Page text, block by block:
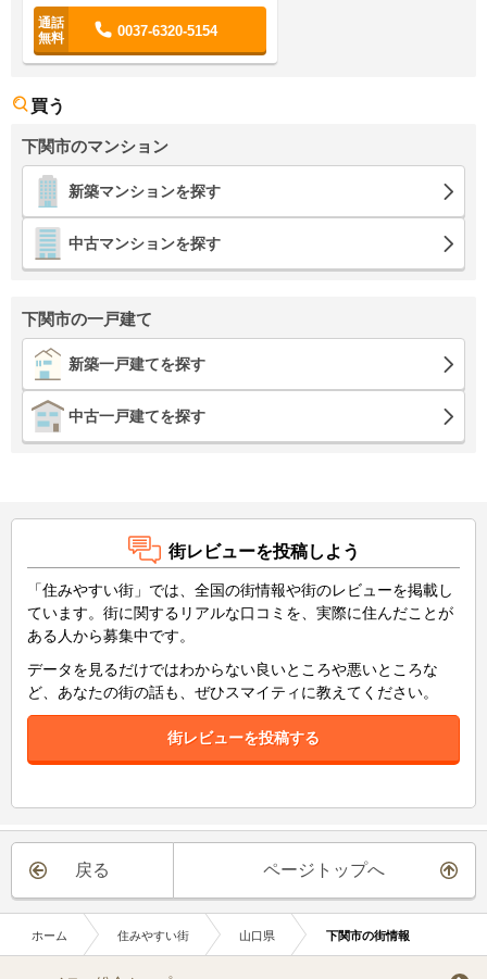
0037-6320-5154
買う
下関市のマンション
新築マンションを探す
中古マンションを探す
下関市の一戸建て
新築一戸建てを探す
中古一戸建てを探す
街レビューを投稿しよう
「住みやすい街」では、全国の街情報や街のレビューを掲載し
ています。街に関するリアルな口コミを、実際に住んだことが
ある人から募集中です。
データを見るだけではわからない良いところや悪いところな
ど、あなたの街の話も、ぜひスマイティに教えてください。
街レビューを投稿する
戻る ページトップへ
ホーム 住みやすい街 山口県 下関市の街情報